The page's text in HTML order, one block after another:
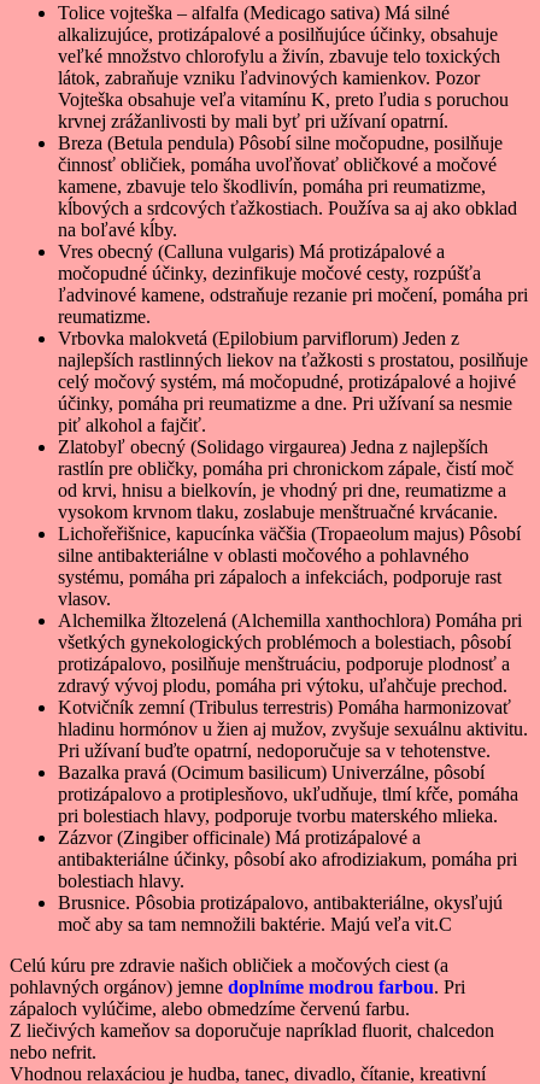
Tolice vojteška – alfalfa (Medicago sativa) Má silné
alkalizujúce, protizápalové a posilňujúce účinky, obsahuje
veľké množstvo chlorofylu a živín, zbavuje telo toxických
látok, zabraňuje vzniku ľadvinových kamienkov. Pozor
Vojteška obsahuje veľa vitamínu K, preto ľudia s poruchou
krvnej zrážanlivosti by mali byť pri užívaní opatrní.
Breza (Betula pendula) Pôsobí silne močopudne, posilňuje
činnosť obličiek, pomáha uvoľňovať obličkové a močové
kamene, zbavuje telo škodlivín, pomáha pri reumatizme,
kĺbových a srdcových ťažkostiach. Používa sa aj ako obklad
na boľavé kĺby.
Vres obecný (Calluna vulgaris) Má protizápalové a
močopudné účinky, dezinfikuje močové cesty, rozpúšťa
ľadvinové kamene, odstraňuje rezanie pri močení, pomáha pri
reumatizme.
Vrbovka malokvetá (Epilobium parviflorum) Jeden z
najlepších rastlinných liekov na ťažkosti s prostatou, posilňuje
celý močový systém, má močopudné, protizápalové a hojivé
účinky, pomáha pri reumatizme a dne. Pri užívaní sa nesmie
piť alkohol a fajčiť.
Zlatobyľ obecný (Solidago virgaurea) Jedna z najlepších
rastlín pre obličky, pomáha pri chronickom zápale, čistí moč
od krvi, hnisu a bielkovín, je vhodný pri dne, reumatizme a
vysokom krvnom tlaku, zoslabuje menštruačné krvácanie.
Lichořeřišnice, kapucínka väčšia (Tropaeolum majus) Pôsobí
silne antibakteriálne v oblasti močového a pohlavného
systému, pomáha pri zápaloch a infekciách, podporuje rast
vlasov.
Alchemilka žltozelená (Alchemilla xanthochlora) Pomáha pri
všetkých gynekologických problémoch a bolestiach, pôsobí
protizápalovo, posilňuje menštruáciu, podporuje plodnosť a
zdravý vývoj plodu, pomáha pri výtoku, uľahčuje prechod.
Kotvičník zemní (Tribulus terrestris) Pomáha harmonizovať
hladinu hormónov u žien aj mužov, zvyšuje sexuálnu aktivitu.
Pri užívaní buďte opatrní, nedoporučuje sa v tehotenstve.
Bazalka pravá (Ocimum basilicum) Univerzálne, pôsobí
protizápalovo a protiplesňovo, ukľudňuje, tlmí kŕče, pomáha
pri bolestiach hlavy, podporuje tvorbu materského mlieka.
Zázvor (Zingiber officinale) Má protizápalové a
antibakteriálne účinky, pôsobí ako afrodiziakum, pomáha pri
bolestiach hlavy.
Brusnice. Pôsobia protizápalovo, antibakteriálne, okysľujú
moč aby sa tam nemnožili baktérie. Majú veľa vit.C
Celú kúru pre zdravie našich obličiek a močových ciest (a
pohlavných orgánov) jemne doplníme modrou farbou. Pri
zápaloch vylúčime, alebo obmedzíme červenú farbu.
Z liečivých kameňov sa doporučuje napríklad fluorit, chalcedon
nebo nefrit.
Vhodnou relaxáciou je hudba, tanec, divadlo, čítanie, kreativní